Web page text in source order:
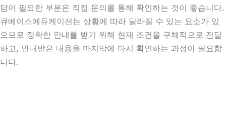
담이 필요한 부분은 직접 문의를 통해 확인하는 것이 좋습니다.
큐베이스에듀케이션는 상황에 따라 달라질 수 있는 요소가 있
으므로 정확한 안내를 받기 위해 현재 조건을 구체적으로 전달
하고, 안내받은 내용을 마지막에 다시 확인하는 과정이 필요합
니다.